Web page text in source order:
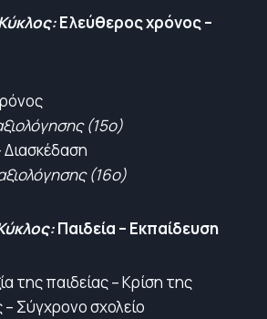
Ελεύθερος χρόνος –
(15ο)
(16ο)
Παιδεία – Εκπαίδευση
της παιδείας – Κρίση της
Σύγχρονο σχολείο